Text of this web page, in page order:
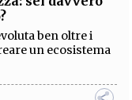
ben oltre i
un ecosistema